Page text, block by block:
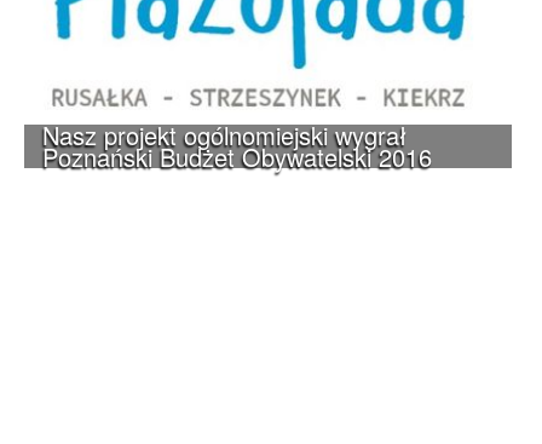
Nasz projekt ogólnomiejski wygrał
Poznański Budżet Obywatelski 2016